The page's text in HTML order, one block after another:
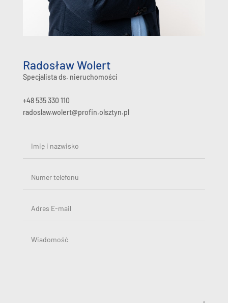
Radosław Wolert
Specjalista ds. nieruchomości
+48 535 330 110
radoslaw.wolert@profin.olsztyn.pl